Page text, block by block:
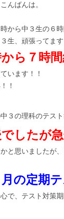
んばんは。
から中３生の６
生、頑張ってます
から７時
います！！
！
３の理科のテス
したが
と思いましたが
月の定期
で、テスト対策